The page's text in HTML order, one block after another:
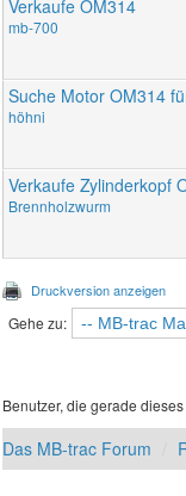
Verkaufe OM314
mb-700
Suche Motor OM314
höhni
Verkaufe Zylinderkopf
Brennholzwurm
Druckversion anzeigen
Gehe zu:
Benutzer, die gerade
Das MB-trac Forum